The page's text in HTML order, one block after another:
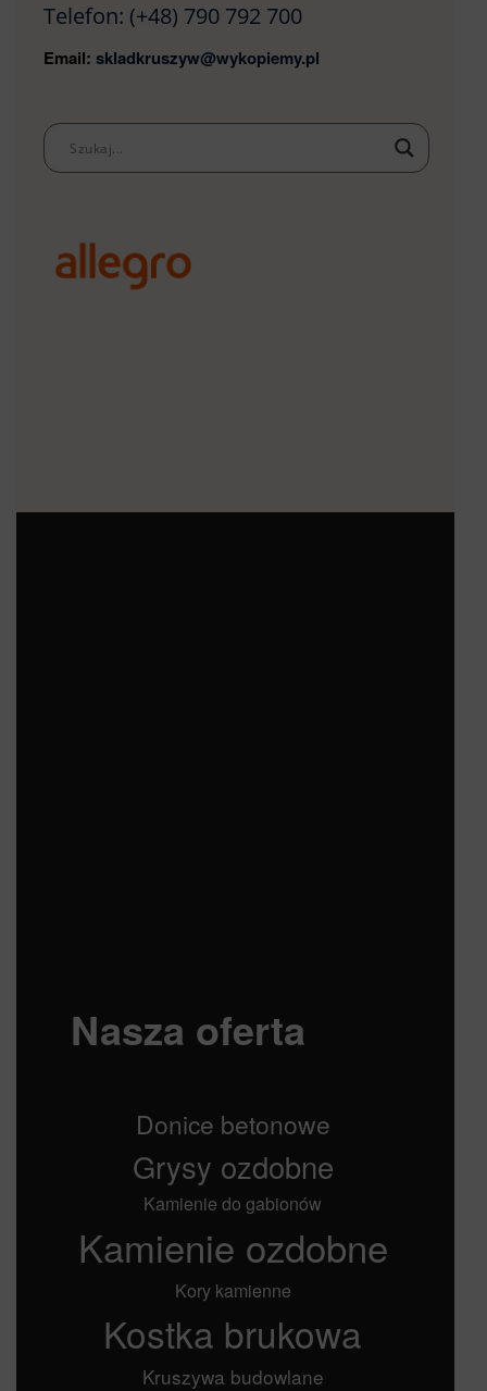
Telefon: (+48) 790 792 700
Email: skladkruszyw@wykopiemy.pl
Nasza oferta
Donice betonowe
Grysy ozdobne
Kamienie do gabionów
Kamienie ozdobne
Kory kamienne
Kostka brukowa
Kruszywa budowlane